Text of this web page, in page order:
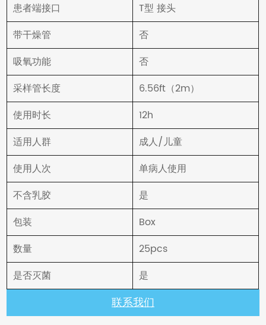
患者端接口
T型 接头
带干燥管
否
吸氧功能
否
采样管长度
6.56ft（2m）
使用时长
12h
适用人群
成人/儿童
使用人次
单病人使用
不含乳胶
是
包装
Box
数量
25pcs
是否灭菌
是
联系我们